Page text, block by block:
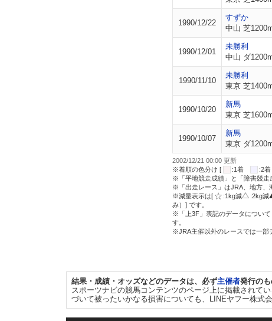
1990/12/22
すずか
中山 芝
1990/12/01
未勝利
中山 ダ
1990/11/10
未勝利
東京 芝
1990/10/20
新馬
東京 芝
1990/10/07
新馬
東京 ダ
2002/12/21 00:00 更新
※着順の色分け [
:1着 :2
※「平地競走成績」と「障害競走
※「出走レース」はJRA、地方、
※減量表示は[
:1kg減 :2kg減
み）] です。
※「上3F」表記のデータについ
す。
※JRA主催以外のレースでは一部
結果・成績・オッズなどのデータは、必ず主催者発行のも
スポーツナビの競馬コンテンツのページ上に掲載されて
づいて被ったいかなる損害についても、LINEヤフー株式